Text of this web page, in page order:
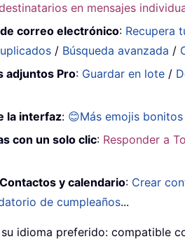
en mensajes
correo electrónico: Recupera
/ Búsqueda avanzada /
adjuntos Pro: Guardar en lote /
la interfaz: 😊Más emojis
con un solo clic: Responder a
Contactos y calendario: Crear
de cumpleaños...
idioma preferido: compatible